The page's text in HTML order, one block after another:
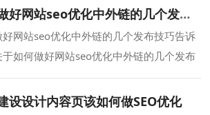
型网站有哪些方法的方面的知识.
如何做好网站seo优化中外链的几个发布技巧
网站seo优化中外链的几个发布技巧告诉
如何做好网站seo优化中外链的几个发布
专业知识，同信长春网络公司介绍您如何
seo优化中外链的几个发布技巧的方面的
设设计内容页该如何做SEO优化